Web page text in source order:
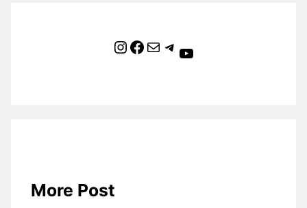
Instagram Facebook Mail Telegram YouTube
More Post